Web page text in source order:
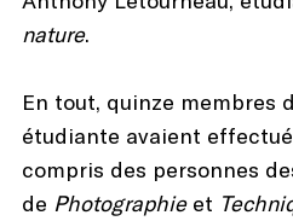
nature.
En tout, quinze membres
étudiante avaient
compris des personnes
de Photographieet